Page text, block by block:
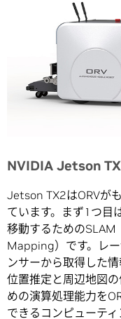
NVIDIA Jetson
Jetson TX2はORVが
ています。まず1つ目
移動するための
Mapping）です。レ
ンサーから取得した
位置推定と周辺地図
めの演算処理能力を
できるコンピューテ